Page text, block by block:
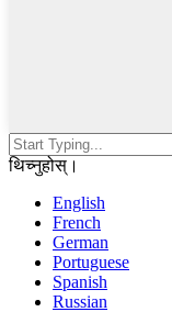
थिच्नुहोस्।
English
French
German
Portuguese
Spanish
Russian